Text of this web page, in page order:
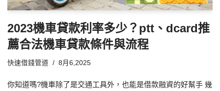
2023機車貸款利率多少？ptt、dcard推
薦合法機車貸款條件與流程
快速借錢管道 8月6,2025
你知道嗎?機車除了是交通工具外，也能是借款融資的好幫手 幾